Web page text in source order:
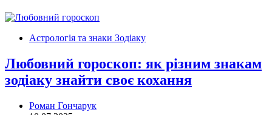
Астрологія та знаки Зодіаку
Любовний гороскоп: як різним знакам
зодіаку знайти своє кохання
Роман Гончарук